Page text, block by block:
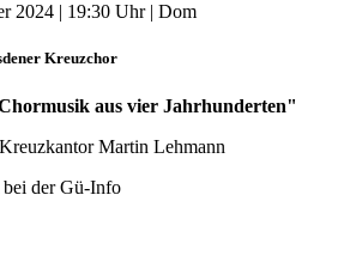
2024 | 19:30 Uhr | Dom
Kreuzchor
aus vier Jahrhunderten"
Martin Lehmann
der Gü-Info